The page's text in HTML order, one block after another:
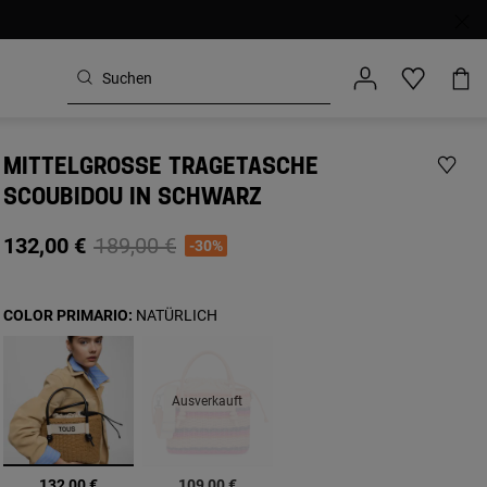
MITTELGROSSE TRAGETASCHE S
COUBIDOU IN SCHWARZ
132,00 € Price reduced from
189,00 €to-30%
Ausgewählt
Ausverkauft
COLOR PRIMARIO: NATÜRLICH